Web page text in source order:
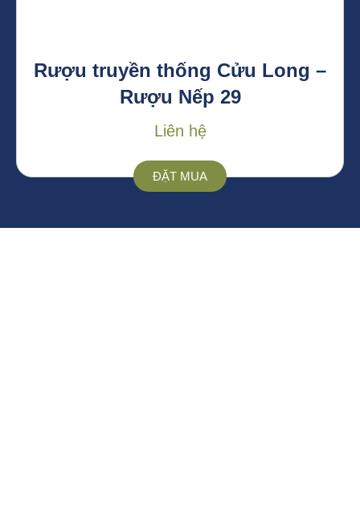
Rượu truyền thống Cửu Long –
Rượu Nếp 29
Liên hệ
ĐẶT MUA